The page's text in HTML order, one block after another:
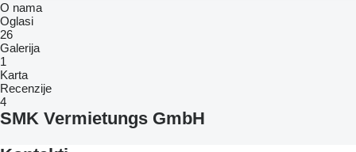
O nama
Oglasi
26
Galerija
1
Karta
Recenzije
4
SMK Vermietungs GmbH